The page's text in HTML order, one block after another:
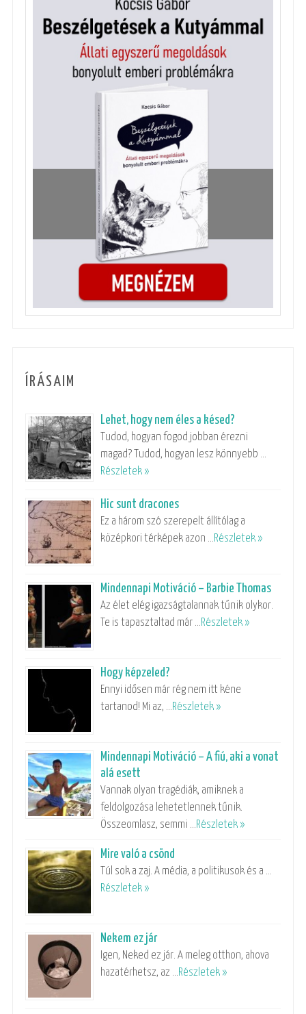
ÍRÁSAIM
Lehet, hogy nem éles a késed?
Tudod, hogyan fogod jobban érezni
magad? Tudod, hogyan lesz könnyebb …
Részletek »
Hic sunt dracones
Ez a három szó szerepelt állítólag a
középkori térképek azon …Részletek »
Mindennapi Motiváció – Barbie Thomas
Az élet elég igazságtalannak tűnik olykor.
Te is tapasztaltad már …Részletek »
Hogy képzeled?
Ennyi idősen már rég nem itt kéne
tartanod! Mi az, …Részletek »
Mindennapi Motiváció – A fiú, aki a vonat
alá esett
Vannak olyan tragédiák, amiknek a
feldolgozása lehetetlennek tűnik.
Összeomlasz, semmi …Részletek »
Mire való a csönd
Túl sok a zaj. A média, a politikusok és a …
Részletek »
Nekem ez jár
Igen, Neked ez jár. A meleg otthon, ahova
hazatérhetsz, az …Részletek »